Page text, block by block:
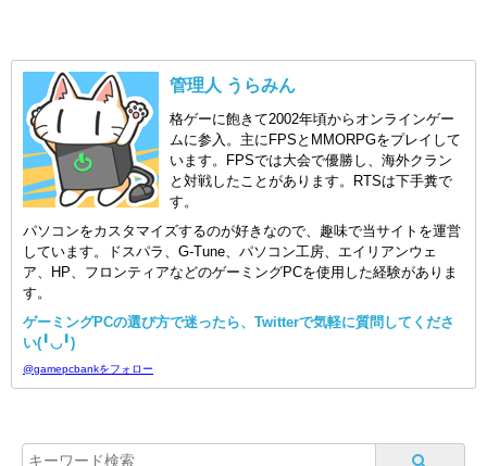
管理人 うらみん
格ゲーに飽きて2002年頃からオンラインゲー
ムに参入。主にFPSとMMORPGをプレイして
います。FPSでは大会で優勝し、海外クラン
と対戦したことがあります。RTSは下手糞で
す。
パソコンをカスタマイズするのが好きなので、趣味で当サイトを運営
しています。ドスパラ、G-Tune、パソコン工房、エイリアンウェ
ア、HP、フロンティアなどのゲーミングPCを使用した経験がありま
す。
ゲーミングPCの選び方で迷ったら、Twitterで気軽に質問してくださ
い(╹◡╹)
@gamepcbankをフォロー